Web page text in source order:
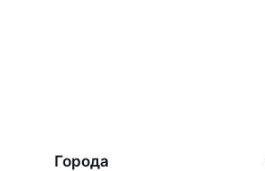
Города